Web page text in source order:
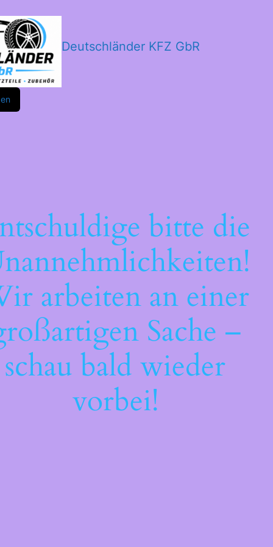
Deutschländer KFZ GbR
bitte die
arbeiten an einer
Sache –
schau bald wieder
vorbei!